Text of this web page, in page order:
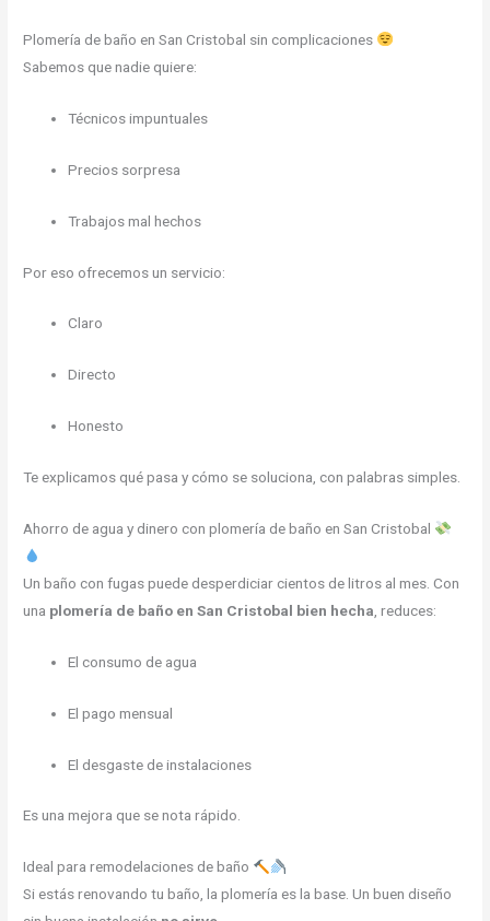
Plomería de baño en San Cristobal sin complicaciones
Sabemos que nadie quiere:
Técnicos impuntuales
Precios sorpresa
Trabajos mal hechos
Por eso ofrecemos un servicio:
Claro
Directo
Honesto
Te explicamos qué pasa y cómo se soluciona, con palabras simples.
Ahorro de agua y dinero con plomería de baño en San Cristobal
Un baño con fugas puede desperdiciar cientos de litros al mes. Con
una plomería de baño en San Cristobal bien hecha , reduces:
El consumo de agua
El pago mensual
El desgaste de instalaciones
Es una mejora que se nota rápido.
Ideal para remodelaciones de baño
Si estás renovando tu baño, la plomería es la base. Un buen diseño